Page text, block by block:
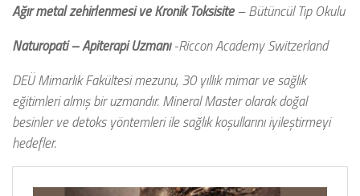
Ağır metal zehirlenmesi ve Kronik Toksisite– Bütüncül Tıp Okulu
Naturopati – Apiterapi Uzmanı-Riccon Academy Switzerland
DEÜ Mimarlık Fakültesi mezunu, 30 yıllık mimar ve sağlık
eğitimleri almış bir uzmandır. Mineral Master olarak doğal
besinler ve detoks yöntemleri ile sağlık koşullarını iyileştirmeyi
hedefler.